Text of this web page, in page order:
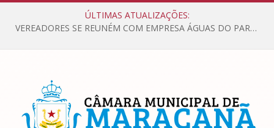
ÚLTIMAS ATUALIZAÇÕES:
VEREADORES SE REUNÉM COM EMPRESA ÁGUAS DO PARÁ, PARA APRESENTAR REIVINDICAÇÕES E MELHORIAS NA QUALIDADE DOS SERVIÇOS OFERECIDOS Á POPULAÇÃO.